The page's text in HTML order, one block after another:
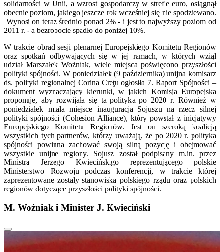
solidarności w Unii, a wzrost gospodarczy w strefie euro, osiągnął
obecnie poziom, jakiego jeszcze rok wcześniej się nie spodziewano.
Wynosi on teraz średnio ponad 2% - i jest to najwyższy poziom od
2011 r. - a bezrobocie spadło do poniżej 10%.
W trakcie obrad sesji plenarnej Europejskiego Komitetu Regionów
oraz spotkań odbywających się w jej ramach, w których wziął
udział Marszałek Woźniak, wiele miejsca poświęcono przyszłości
polityki spójności. W poniedziałek (9 października) unijna komisarz
ds. polityki regionalnej Corina Creţu ogłosiła 7. Raport Spójności –
dokument wyznaczający kierunki, w jakich Komisja Europejska
proponuje, aby rozwijała się ta polityka po 2020 r. Również w
poniedziałek miała miejsce inauguracja Sojuszu na rzecz silnej
polityki spójności (Cohesion Alliance), który powstał z inicjatywy
Europejskiego Komitetu Regionów. Jest on szeroką koalicją
wszystkich tych partnerów, którzy uważają, że po 2020 r. polityka
spójności powinna zachować swoją silną pozycję i obejmować
wszystkie unijne regiony. Sojusz został podpisany m.in. przez
Ministra Jerzego Kwiecińskigo reprezentującego polskie
Ministerstwo Rozwoju podczas konferencji, w trakcie której
zaprezentowane zostały stanowiska polskiego rządu oraz polskich
regionów dotyczące przyszłości polityki spójności.
M. Woźniak i Minister J. Kwieciński